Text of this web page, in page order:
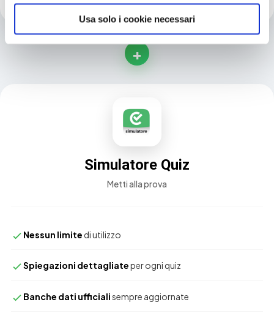
Usa solo i cookie necessari
+
Simulatore Quiz
Metti alla prova
Nessun limite di utilizzo
Spiegazioni dettagliateper ogni quiz
Banche dati ufficialisempre aggiornate